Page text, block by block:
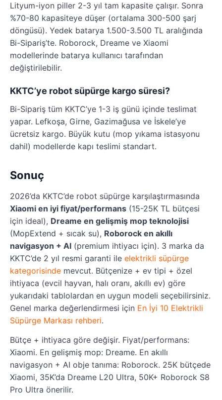
Lityum-iyon piller 2-3 yıl tam kapasite çalışır. Sonra
%70-80 kapasiteye düşer (ortalama 300-500 şarj
döngüsü). Yedek batarya 1.500-3.500 TL aralığında
Bi-Sipariş’te. Roborock, Dreame ve Xiaomi
modellerinde batarya kullanıcı tarafından
değiştirilebilir.
KKTC’ye robot süpürge kargo süresi?
Bi-Sipariş tüm KKTC’ye 1-3 iş günü içinde teslimat
yapar. Lefkoşa, Girne, Gazimağusa ve İskele’ye
ücretsiz kargo. Büyük kutu (mop yıkama istasyonu
dahil) modellerde kapı teslimi standart.
Sonuç
2026’da KKTC’de robot süpürge karşılaştırmasında
Xiaomi en iyi fiyat/performans (15-25K TL bütçesi
için ideal), Dreame en gelişmiş mop teknolojisi
(MopExtend + sıcak su), Roborock en akıllı
navigasyon + AI (premium ihtiyacı için). 3 marka da
KKTC’de 2 yıl resmi garanti ile elektrikli süpürge
kategorisinde mevcut. Bütçenize + ev tipi + özel
ihtiyaca (evcil hayvan, halı oranı, akıllı ev) göre
yukarıdaki tablolardan en uygun modeli seçebilirsiniz.
Genel marka değerlendirmesi için En İyi 10 Elektrikli
Süpürge Markası rehberi.
Bütçe + ihtiyaca göre değişir. Fiyat/performans:
Xiaomi. En gelişmiş mop: Dreame. En akıllı
navigasyon + AI obje tanıma: Roborock. 25K bütçede
Xiaomi, 35K’da Dreame L20 Ultra, 50K+ Roborock S8
Pro Ultra önerilir.